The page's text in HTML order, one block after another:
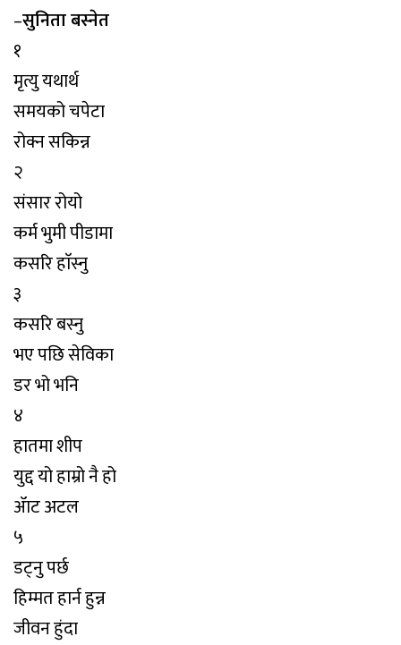
–सुनिता बस्नेत
१
मृत्यु यथार्थ
समयको चपेटा
रोक्न सकिन्न
२
संसार रोयो
कर्म भुमी पीडामा
कसरि हाॅस्नु
३
कसरि बस्नु
भए पछि सेविका
डर भो भनि
४
हातमा शीप
युद्द यो हाम्रो नै हो
ॲाट अटल
५
डट्नु पर्छ
हिम्मत हार्न हुन्न
जीवन हुंदा